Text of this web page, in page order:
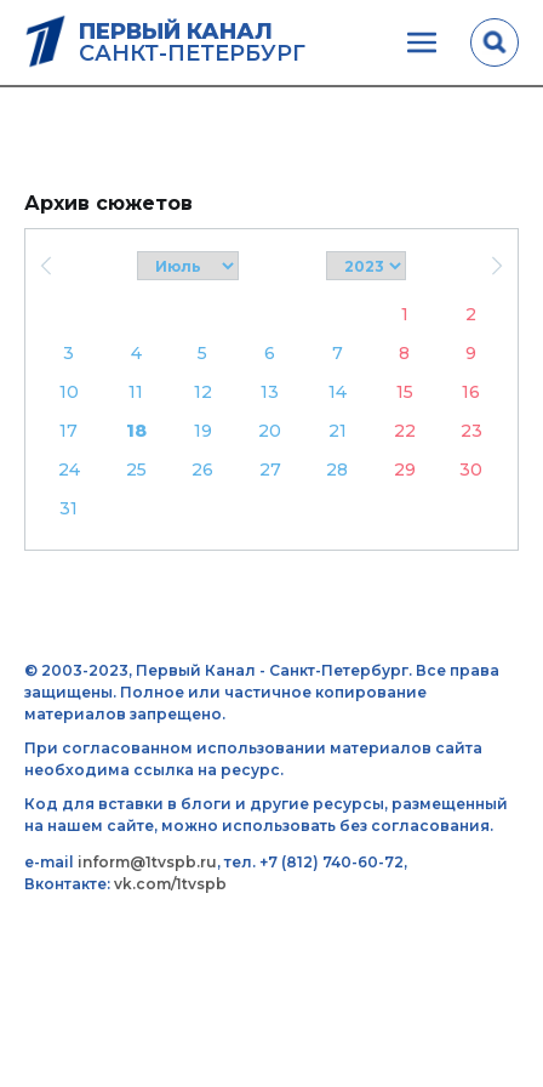
ПЕРВЫЙ КАНАЛ
САНКТ-ПЕТЕРБУРГ
Архив сюжетов
1
2
3
4 5 6 7 8
9
10
11 12 13 14 15
16
17
18 19 20 21 22
23
24
25 26 27 28 29
30
31
© 2003-2023, Первый Канал - Санкт-Петербург. Все права
защищены. Полное или частичное копирование
материалов запрещено.
При согласованном использовании материалов сайта
необходима ссылка на ресурс.
Код для вставки в блоги и другие ресурсы, размещенный
на нашем сайте, можно использовать без согласования.
e-mail inform@1tvspb.ru, тел. +7 (812) 740-60-72,
Вконтакте: vk.com/1tvspb